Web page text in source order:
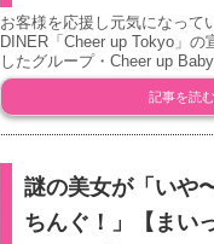
お客様を応援し元気になって
DINER「Cheer up Tokyo」の
したグループ・Cheer up
記事を読む
謎の美女が「いや
ちんぐ！」【まい